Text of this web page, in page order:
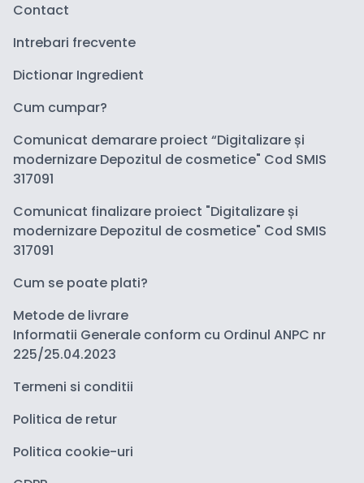
Contact
Intrebari frecvente
Dictionar Ingredient
Cum cumpar?
Comunicat demarare proiect “Digitalizare și
modernizare Depozitul de cosmetice" Cod SMIS
317091
Comunicat finalizare proiect "Digitalizare și
modernizare Depozitul de cosmetice" Cod SMIS
317091
Cum se poate plati?
Metode de livrare
Informatii Generale conform cu Ordinul ANPC nr
225/25.04.2023
Termeni si conditii
Politica de retur
Politica cookie-uri